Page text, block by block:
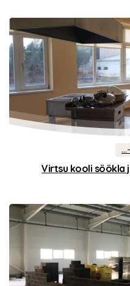
Virtsu kooli söökla